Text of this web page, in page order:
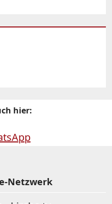
hier:
Netzwerk